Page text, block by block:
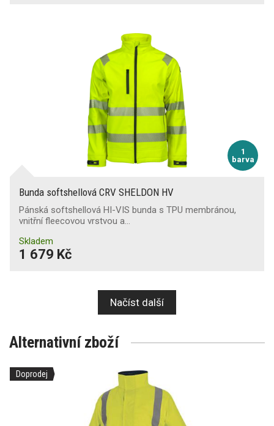
1
barva
Bunda softshellová CRV SHELDON HV
Pánská softshellová HI-VIS bunda s TPU membránou,
vnitřní fleecovou vrstvou a…
Skladem
1 679 Kč
Načíst další
Alternativní zboží
Doprodej